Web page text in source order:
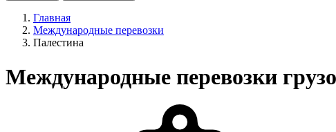
Главная
Международные перевозки
Палестина
Международные перевозки